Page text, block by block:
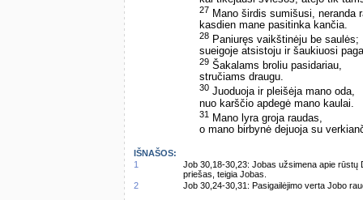
27 Mano širdis sumišusi, neranda
kasdien mane pasitinka kančia.
28 Paniuręs vaikštinėju be saulės;
sueigoje atsistoju ir šaukiuosi
29 Šakalams broliu pasidariau,
stručiams draugu.
30 Juoduoja ir pleišėja mano oda,
nuo karščio apdegė mano kaulai.
31
Mano lyra groja raudas,
o mano birbynė dejuoja su
IŠNAŠOS:
1
Job 30,18-30,23: Jobas užsimena apie
priešas, teigia Jobas.
2
Job 30,24-30,31: Pasigailėjimo verta Jobo